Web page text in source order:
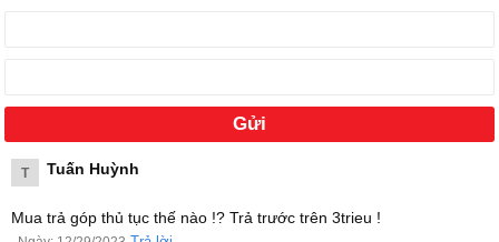
T Tuấn Huỳnh
Mua trả góp thủ tục thế nào !? Trả trước trên 3trieu !